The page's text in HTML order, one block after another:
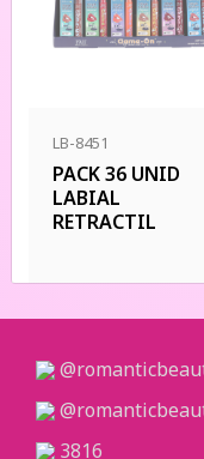
LB-8451
PACK 36 UNID
LABIAL
RETRACTIL
3816